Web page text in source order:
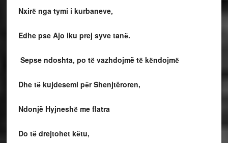
Nxirё nga tymi i kurbaneve,
Edhe pse Ajo iku prej syve tanё.
Sepse ndoshta, po tё vazhdojmë tё kёndojmё
Dhe tё kujdesemi pёr Shenjtëroren,
Ndonjë Hyjneshё me flatra
Do tё drejtohet kёtu,